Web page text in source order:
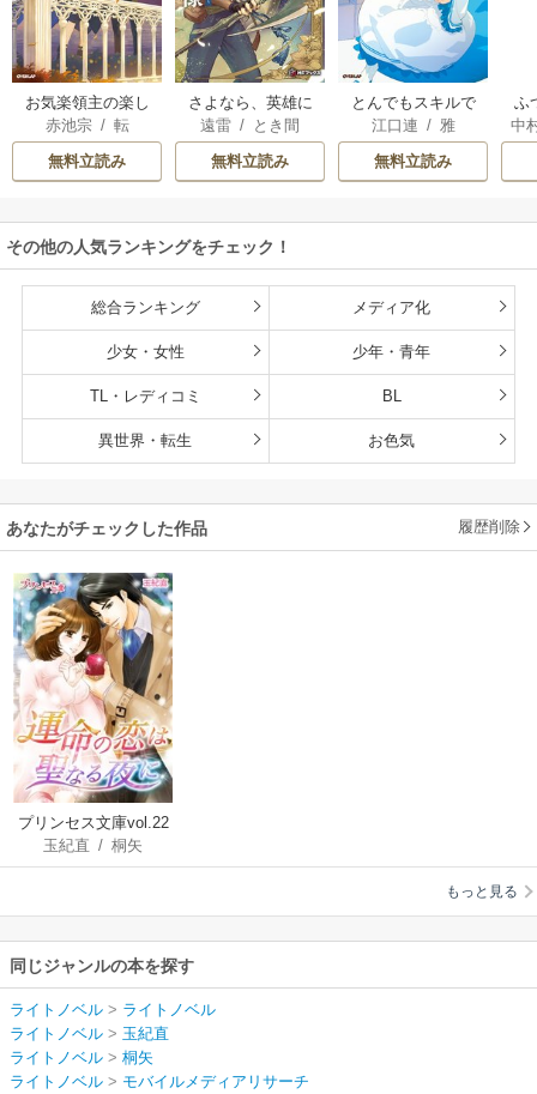
お気楽領主の楽し
い領地防衛
赤池宗/ 転
無料立読み
さよなら、英雄に
なった旦那様 ～た
だ祈るだけの役立
たずな妻のはずで
遠雷 / とき間
無料立読み
とんでもスキルで
異世界放浪メシ
江口連 / 雅
無料立読み
ふ
中
その他の人気ランキングをチェック！
総合ランキング メディア化
少女・女性 少年・青年
TL・レディコミ BL
異世界・転生 お色気
あなたがチェックした作品 履歴削除
プリンセス文庫vol.22
玉紀直 /桐矢
もっと見る
同じジャンルの本を探す
ライトノベル > ライトノベル
ライトノベル > 玉紀直
ライトノベル > 桐矢
ライトノベル > モバイルメディアリサーチ